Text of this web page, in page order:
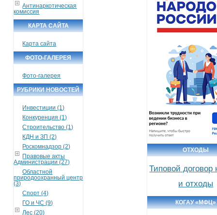
Антинаркотическая
комиссия
КАРТА САЙТА
Карта сайта
ФОТО-ГАЛЕРЕЯ
Фото-галерея
РУБРИКИ НОВОСТЕЙ
Инвестиции (1)
Конкуренция (1)
Строительство (1)
КДН и ЗП (2)
Роскомнадзор (2)
Правовые акты
Администрации (27)
Областной
природоохранный центр
(3)
Спорт (4)
ГО и ЧС (9)
Лес (20)
ОТХОДЫ
Типовой
и отходы
КОГАУ «МФЦ»